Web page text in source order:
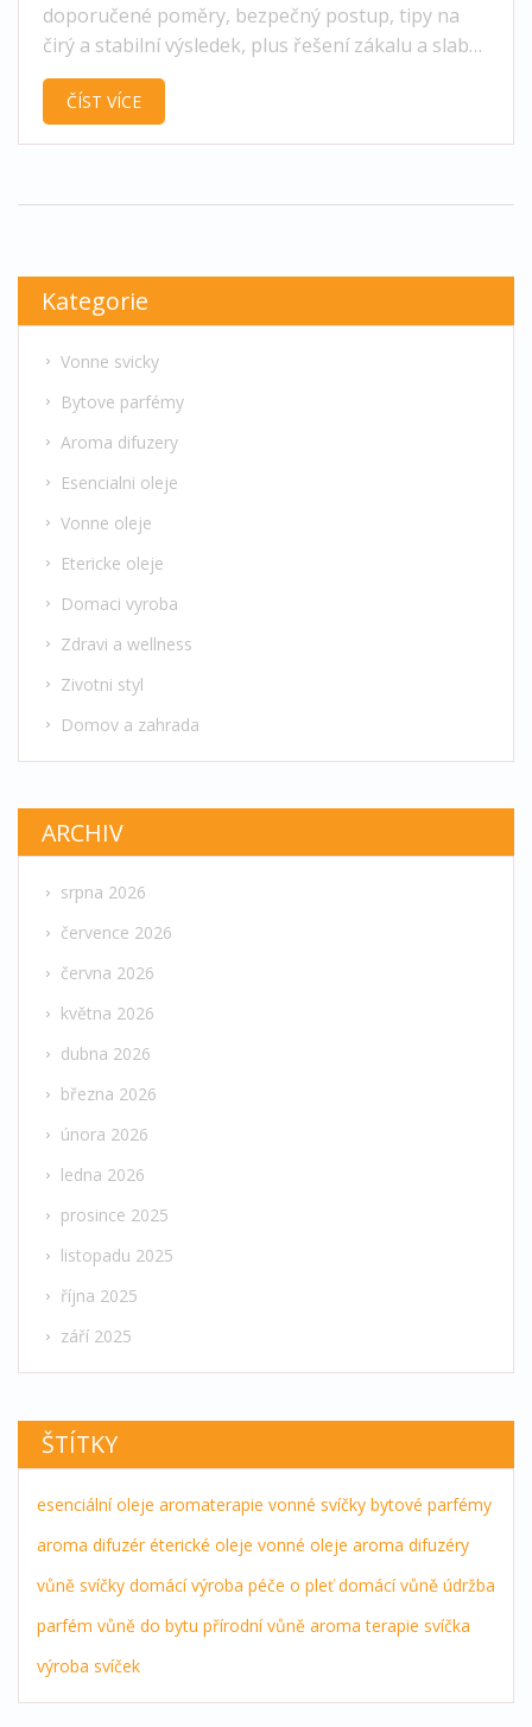
doporučené poměry, bezpečný postup, tipy na
čirý a stabilní výsledek, plus řešení zákalu a slabé
výdrže.
ČÍST VÍCE
Kategorie
Vonne svicky
Bytove parfémy
Aroma difuzery
Esencialni oleje
Vonne oleje
Etericke oleje
Domaci vyroba
Zdravi a wellness
Zivotni styl
Domov a zahrada
ARCHIV
srpna 2026
července 2026
června 2026
května 2026
dubna 2026
března 2026
února 2026
ledna 2026
prosince 2025
listopadu 2025
října 2025
září 2025
ŠTÍTKY
esenciální oleje aromaterapie vonné svíčky bytové parfémy
aroma difuzér éterické oleje vonné oleje aroma difuzéry
vůně svíčky domácí výroba péče o pleť domácí vůně údržba
parfém vůně do bytu přírodní vůně aroma terapie svíčka
výroba svíček